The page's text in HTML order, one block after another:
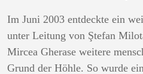
Im Juni 2003 entdeckte ein
unter Leitung von Ştefan
Mircea Gherase weitere
Grund der Höhle. So wurde